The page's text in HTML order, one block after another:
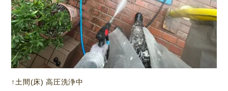
↑土間(床) 高圧洗浄中